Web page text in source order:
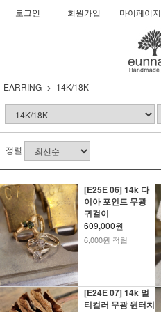
로그인 회원가입 마이페이지
EARRING 14K/18K
정렬
[E25E 06] 14k 다
이아 포인트 무광
귀걸이
609,000원
6,000원 적립
[E24E 07] 14k 멀
티컬러 무광 원터치